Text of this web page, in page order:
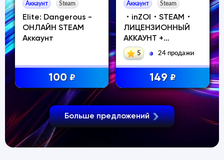
Аккаунт Steam
Elite: Dangerous -
ОНЛАЙН STEAM
Аккаунт
100 ₽
Аккаунт Steam
・inZOI・STEAM・
ЛИЦЕНЗИОННЫЙ
АККАУНТ +
БУДУЩИЕ DLC・
5 24 продажи
149 ₽
Больше предложений